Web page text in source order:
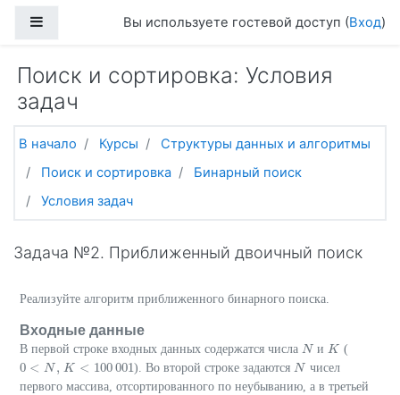
Боковая панельВы используете гостевой доступ (Вход)
Поиск и сортировка: Условия
задач
В начало Курсы
Структуры данных и алгоритмы
Поиск и сортировка
Бинарный поиск
Условия задач
Задача №2. Приближенный двоичный поиск
Реализуйте алгоритм приближенного бинарного поиска.
Входные данные
В первой строке входных данных содержатся числа N
N и K
K (
0 < N , K < 100001
0 <N ,K < 100 001 ). Во второй строке задаются N
N чисел
первого массива, отсортированного по неубыванию, а в третьей